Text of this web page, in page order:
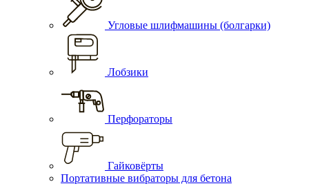
Угловые шлифмашины (болгарки)
Лобзики
Перфораторы
Гайковёрты
Портативные вибраторы для бетона